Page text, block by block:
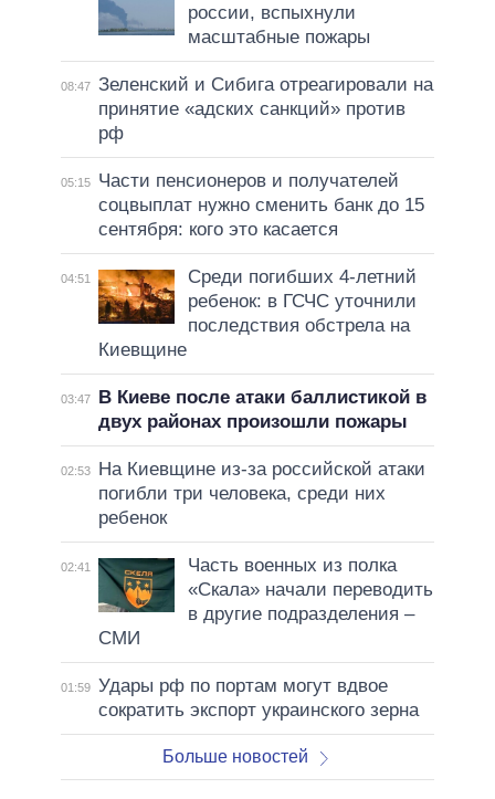
россии, вспыхнули
масштабные пожары
08:47 Зеленский и Сибига отреагировали на
принятие «адских санкций» против
рф
05:15
Части пенсионеров и получателей
соцвыплат нужно сменить банк до 15
сентября: кого это касается
04:51
Среди погибших 4-летний
ребенок: в ГСЧС уточнили
последствия обстрела на
Киевщине
03:47
В Киеве после атаки баллистикой в
двух районах произошли пожары
02:53
На Киевщине из-за российской атаки
погибли три человека, среди них
ребенок
02:41
Часть военных из полка
«Скала» начали переводить
в другие подразделения –
СМИ
01:59 Удары рф по портам могут вдвое
сократить экспорт украинского зерна
Больше новостей